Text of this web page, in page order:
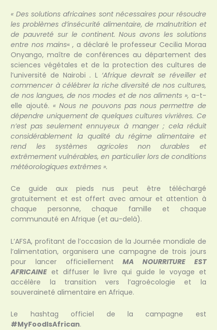
« Des solutions africaines sont nécessaires pour résoudre
les problèmes d’insécurité alimentaire, de malnutrition et
de pauvreté sur le continent. Nous avons les solutions
entre nos mains« , a déclaré le professeur Cecilia Moraa
Onyango, maître de conférences au département des
sciences végétales et de la protection des cultures de
l’université de Nairobi. L ‘Afrique devrait se réveiller et
commencer à célébrer la riche diversité de nos cultures,
de nos langues, de nos modes et de nos aliments », a-t-
elle ajouté. « Nous ne pouvons pas nous permettre de
dépendre uniquement de quelques cultures vivrières. Ce
n’est pas seulement ennuyeux à manger ; cela réduit
considérablement la qualité du régime alimentaire et
rend les systèmes agricoles non durables et
extrêmement vulnérables, en particulier lors de conditions
météorologiques extrêmes ».
Ce guide aux pieds nus peut être téléchargé
gratuitement et est offert avec amour et attention à
chaque personne, chaque famille et chaque
communauté en Afrique (et au-delà).
L’AFSA, profitant de l’occasion de la Journée mondiale de
l’alimentation, organisera une campagne de trois jours
pour lancer officiellementMA NOURRITURE EST
AFRICAINE et diffuser le livre qui guide le voyage et
accélère la transition vers l’agroécologie et la
souveraineté alimentaire en Afrique.
Le hashtag officiel de la campagne est
#MyFoodIsAfrican.